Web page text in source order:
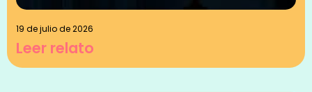
19 de julio de 2026
Leer relato